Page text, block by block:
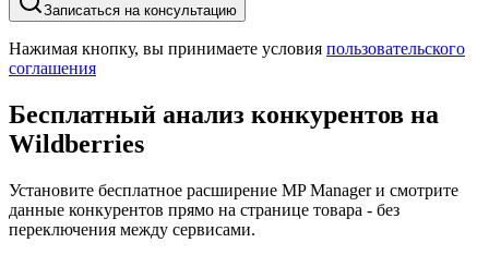
Записаться на консультацию
Нажимая кнопку, вы принимаете условия пользовательского
соглашения
Бесплатный анализ конкурентов на
Wildberries
Установите бесплатное расширение MP Manager и смотрите
данные конкурентов прямо на странице товара - без
переключения между сервисами.